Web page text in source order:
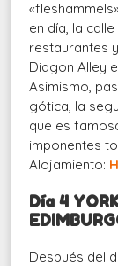
en día, la
restaurantes
Diagon Alley
Asimismo,
gótica, la
que es
imponentes
Alojamiento:
Día 4
Después del